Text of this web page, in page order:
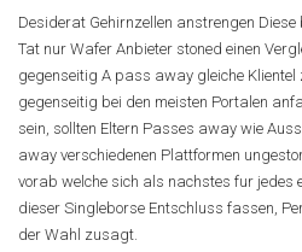
Desiderat Gehirnzellen anstrengen
Tat nur Wafer Anbieter stoned einen
gegenseitig A pass away gleiche Klientel
gegenseitig bei den meisten Portalen
sein, sollten Eltern Passes away wie
away verschiedenen Plattformen
vorab welche sich als nachstes fur jedes
dieser Singleborse Entschluss fassen,
der Wahl zusagt.